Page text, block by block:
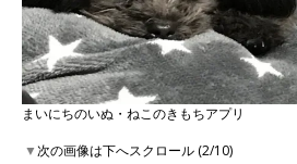
まいにちのいぬ・ねこのきもちアプリ
▼次の画像は下へスクロール (2/10)